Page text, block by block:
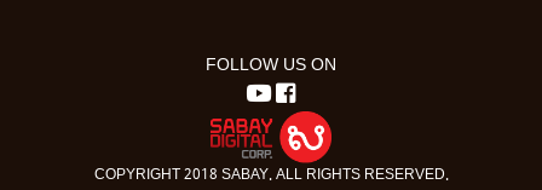
FOLLOW US ON
COPYRIGHT 2018 SABAY. ALL RIGHTS RESERVED.